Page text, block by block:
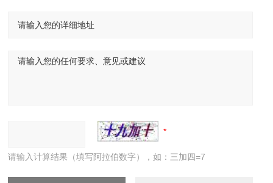
请输入计算结果（填写阿拉伯数字），如：三加四=7